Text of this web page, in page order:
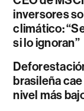
inversores
climático:
si lo ignoran”
brasileña
nivel más